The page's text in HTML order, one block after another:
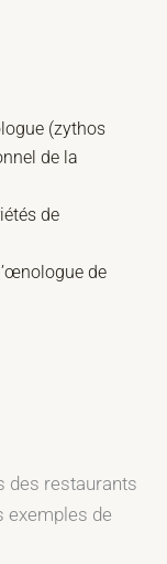
(zythos
de la
de
de
des restaurants
exemples de